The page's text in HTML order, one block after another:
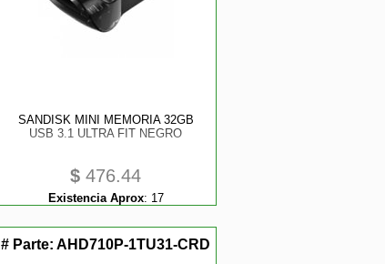
SANDISK MINI MEMORIA 32GB
USB 3.1 ULTRA FIT NEGRO
$ 476.44
Existencia Aprox: 17
# Parte:AHD710P-1TU31-CRD